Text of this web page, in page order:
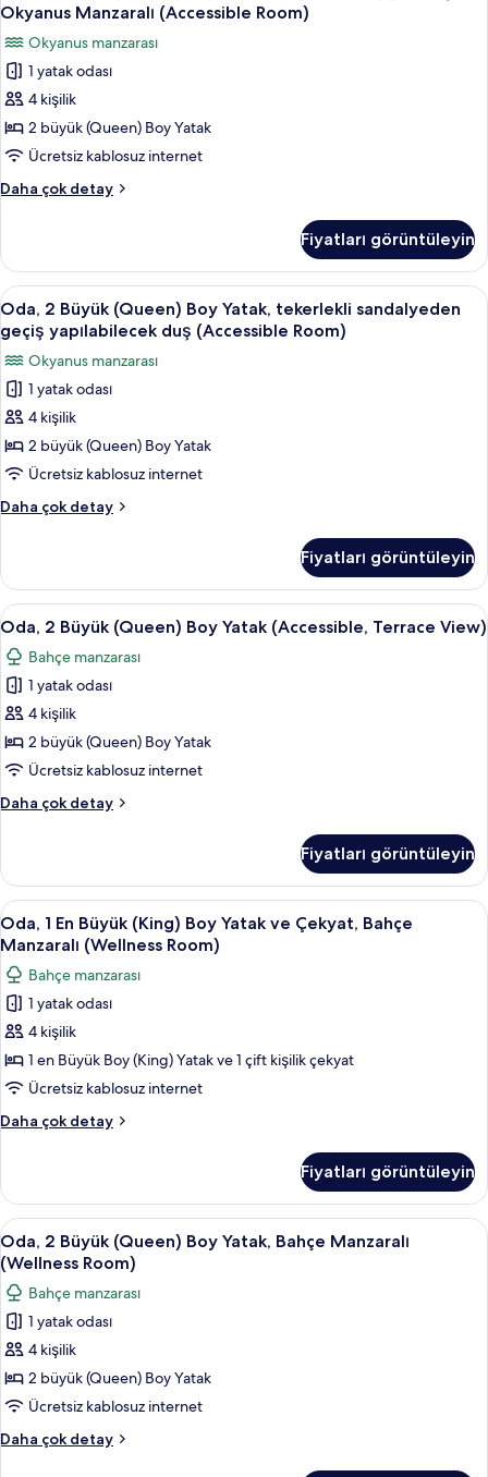
görün
Okyanus
Manzaralı
(Accessible
Room)
hakkında
daha
fazla
Büyük
(Queen)
Boy
Yatak,
engellilere
uygun
duş,
Okyanus
(Accessible
Room)
için
tüm
fotoğrafları
görün
Okyanus Manzaralı (Accessible Room)
Okyanus manzarası
1 yatak odası
4 kişilik
2 büyük (Queen) Boy Yatak
Ücretsiz kablosuz internet
Daha çok detay
Oda,
Boy
Yatak,
engellilere
uygun
duş,
Okyanus
Manzaralı
(Accessible
Room)
hakkında
fazla
detay
Fiyatları görüntüleyin
Oda,
2
Büyük
(Queen)
Boy
Yatak,
tekerlekli
sandalyeden
geçiş
yapılabilecek
(Accessible
Room)
için
tüm
fotoğrafları
görün
Dijital TV kanalları bulunan 65 inç
3
Oda, 2 Büyük (Queen) Boy Yatak, tekerlekli sandalyeden
geçiş yapılabilecek duş (Accessible Room)
Okyanus manzarası
1 yatak odası
4 kişilik
2 büyük (Queen) Boy Yatak
Ücretsiz kablosuz internet
Daha çok detay
Oda,
Boy
Yatak,
tekerlekli
sandalyeden
geçiş
yapılabilecek
(Accessible
Room)
hakkında
daha
fazla
Fiyatları görüntüleyin
Oda,
2
Büyük
(Queen)
Boy
Yatak
(Accessible,
View)
fotoğrafları
görün
Kaliteli yatak takımı, odada kasa,
3
Oda, 2 Büyük (Queen) Boy Yatak (Accessible, Terrace View)
Bahçe manzarası
1 yatak odası
4 kişilik
2 büyük (Queen) Boy Yatak
Ücretsiz kablosuz internet
Daha çok detay
Oda,
Boy
Yatak
(Accessible,
Terrace
hakkında
daha
fazla
detay
Fiyatları görüntüleyin
Oda,
1
En
Büyük
(King)
Boy
Yatak
ve
Çekyat,
Bahçe
(Wellness
Room)
için
tüm
fotoğrafları
görün
Oda, 1 En Büyük (King) Boy Yatak
3
Oda, 1 En Büyük (King) Boy Yatak ve Çekyat, Bahçe
Manzaralı (Wellness Room)
Bahçe manzarası
1 yatak odası
4 kişilik
1 en Büyük Boy (King) Yatak ve 1 çift kişilik çekyat
Ücretsiz kablosuz internet
Daha çok detay
Oda,
(King)
Boy
Yatak
ve
Çekyat,
Bahçe
Manzaralı
(Wellness
Room)
hakkında
fazla
detay
Fiyatları görüntüleyin
Oda,
2
Büyük
(Queen)
Boy
Yatak,
Bahçe
Manzaralı
(Wellness
Room)
Dijital TV kanalları bulunan 65 inç
3
Oda, 2 Büyük (Queen) Boy Yatak, Bahçe Manzaralı
(Wellness Room)
Bahçe manzarası
1 yatak odası
4 kişilik
2 büyük (Queen) Boy Yatak
Ücretsiz kablosuz internet
Daha çok detay
Oda,